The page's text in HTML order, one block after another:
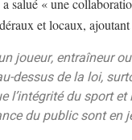
a salué « une
et locaux, ajoutant
joueur, entraîneur
dessus de la loi,
l’intégrité du sport et
du public sont en